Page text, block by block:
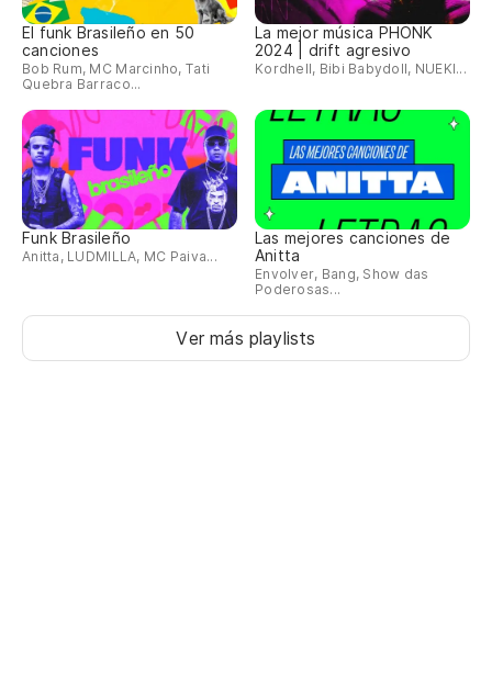
El funk Brasileño en 50
canciones
Bob Rum, MC Marcinho, Tati
Quebra Barraco...
La mejor música PHONK
2024 | drift agresivo
Kordhell, Bibi Babydoll, NUEKI...
Funk Brasileño
Anitta, LUDMILLA, MC Paiva...
Las mejores canciones de
Anitta
Envolver, Bang, Show das
Poderosas...
Ver más playlists